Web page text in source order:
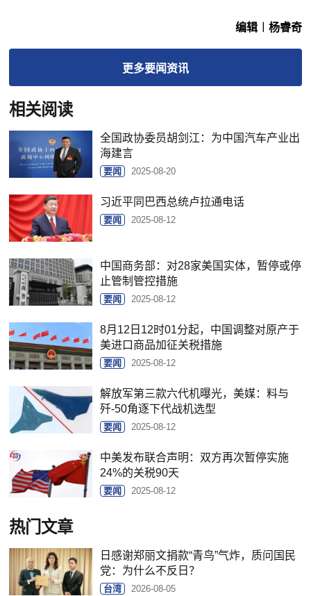
编辑︱杨睿奇
更多要闻资讯
相关阅读
全国政协委员胡剑江：为中国汽车产业出
海建言
要闻 2025-08-20
习近平同巴西总统卢拉通电话
要闻 2025-08-12
中国商务部：对28家美国实体，暂停或停
止管制管控措施
要闻 2025-08-12
8月12日12时01分起，中国调整对原产于
美进口商品加征关税措施
要闻 2025-08-12
解放军第三款六代机曝光，美媒：料与
歼-50角逐下代战机选型
要闻 2025-08-12
中美发布联合声明：双方再次暂停实施
24%的关税90天
要闻 2025-08-12
热门文章
日感谢郑丽文捐款“青鸟”气炸，质问国民
党：为什么不反日？
台湾 2026-08-05